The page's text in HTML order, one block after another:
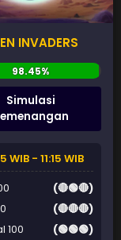
INVADERS
Simulasi
WIB - 11:15 WIB
(🔴🟢🔴)
(🔴🔴🔴)
100
(🟢🟢🟢)